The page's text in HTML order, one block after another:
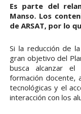
Es parte del
Manso. Los
de ARSAT, por lo
Si la reducción de
gran objetivo del
busca alcanzar
formación docente,
tecnológicas y el
interacción con los